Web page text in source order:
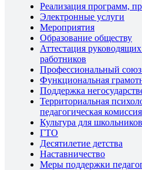
Реализация программ,
Электронные услуги
Мероприятия
Образование обществу
Аттестация
работников
Профессиональный союз
Функциональная
Поддержка
Территориальная
педагогическая комиссия
Культура для школьников
ГТО
Десятилетие детства
Наставничество
Меры поддержки